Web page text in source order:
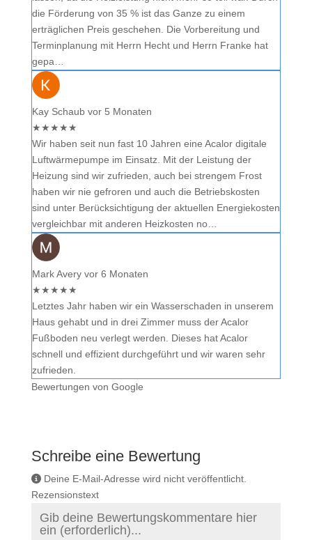
die Förderung von 35 % ist das Ganze zu einem
erträglichen Preis geschehen. Die Vorbereitung und
Terminplanung mit Herrn Hecht und Herrn Franke hat
gepa…
Kay Schaub vor 5 Monaten
★★★★★
Wir haben seit nun fast 10 Jahren eine Acalor digitale
Luftwärmepumpe im Einsatz. Mit der Leistung der
Heizung sind wir zufrieden, auch bei strengem Frost
haben wir nie gefroren und auch die Betriebskosten
sind unter Berücksichtigung der aktuellen Energiekosten
vergleichbar mit anderen Heizkosten no…
Mark Avery vor 6 Monaten
★★★★★
Letztes Jahr haben wir ein Wasserschaden in unserem
Haus gehabt und in drei Zimmer muss der Acalor
Fußboden neu verlegt werden. Dieses hat Acalor
schnell und effizient durchgeführt und wir waren sehr
zufrieden.
Bewertungen von Google
Schreibe eine Bewertung
Deine E-Mail-Adresse wird nicht veröffentlicht.
Rezensionstext